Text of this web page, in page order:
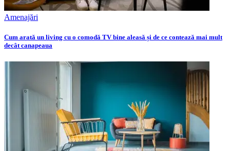
Amenajări
Cum arată un living cu o comodă TV bine aleasă și de ce contează mai mult
decât canapeaua